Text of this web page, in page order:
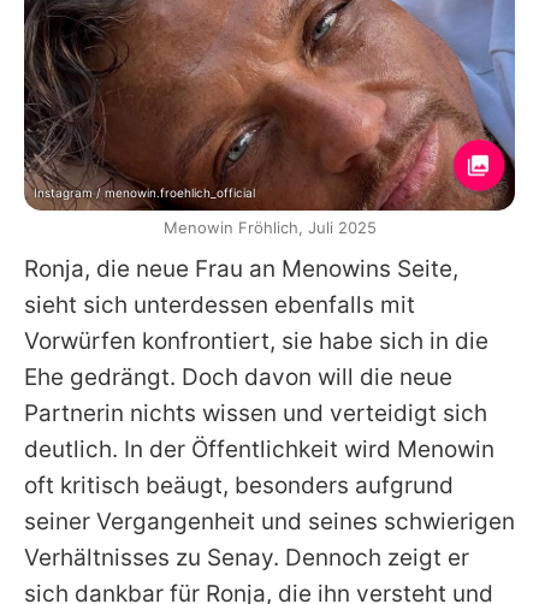
Ronja, die neue Frau an Menowins Seite,
sieht sich unterdessen ebenfalls mit
Vorwürfen konfrontiert, sie habe sich in die
Ehe gedrängt. Doch davon will die neue
Partnerin nichts wissen und verteidigt sich
deutlich. In der Öffentlichkeit wird Menowin
oft kritisch beäugt, besonders aufgrund
seiner Vergangenheit und seines schwierigen
Verhältnisses zu Senay. Dennoch zeigt er
sich dankbar für Ronja, die ihn versteht und
Instagram / menowin.froehlich_official
Menowin Fröhlich, Juli 2025